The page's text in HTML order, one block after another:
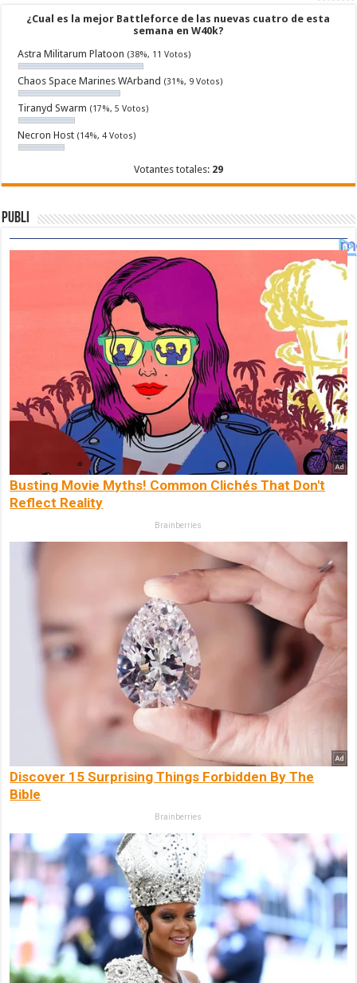
¿Cual es la mejor Battleforce de las nuevas cuatro de esta
semana en W40k?
Astra Militarum Platoon (38%, 11 Votos)
Chaos Space Marines WArband (31%, 9 Votos)
Tiranyd Swarm (17%, 5 Votos)
Necron Host (14%, 4 Votos)
Votantes totales: 29
Publi
Busting Movie Myths! Common Clichés That Don't
Reflect Reality
Brainberries
Discover 15 Surprising Things Forbidden By The
Bible
Brainberries